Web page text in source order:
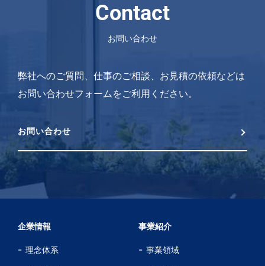
Contact
お問い合わせ
弊社へのご質問、仕事のご相談、お見積の依頼などは
お問い合わせフォームをご利用ください。
お問い合わせ
企業情報
理念体系
事業紹介
事業領域